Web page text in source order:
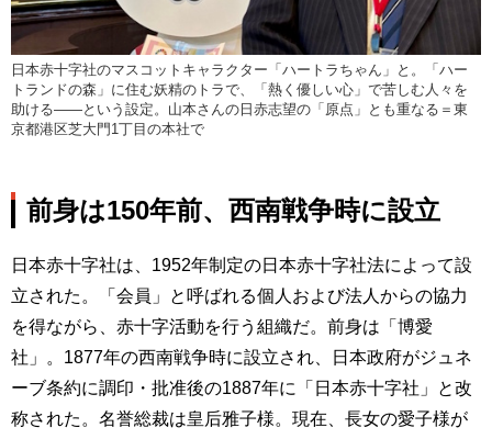
日本赤十字社のマスコットキャラクター「ハートラちゃん」と。「ハー
トランドの森」に住む妖精のトラで、「熱く優しい心」で苦しむ人々を
助ける――という設定。山本さんの日赤志望の「原点」とも重なる＝東
京都港区芝大門1丁目の本社で
前身は150年前、西南戦争時に設立
日本赤十字社は、1952年制定の日本赤十字社法によって設
立された。「会員」と呼ばれる個人および法人からの協力
を得ながら、赤十字活動を行う組織だ。前身は「博愛
社」。1877年の西南戦争時に設立され、日本政府がジュネ
ーブ条約に調印・批准後の1887年に「日本赤十字社」と改
称された。名誉総裁は皇后雅子様。現在、長女の愛子様が